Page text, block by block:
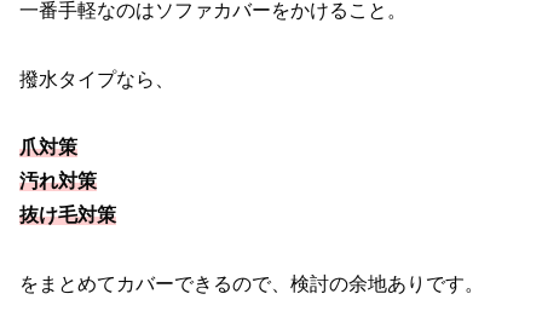
一番手軽なのはソファカバーをかけること。
撥水タイプなら、
爪対策
汚れ対策
抜け毛対策
をまとめてカバーできるので、検討の余地ありです。